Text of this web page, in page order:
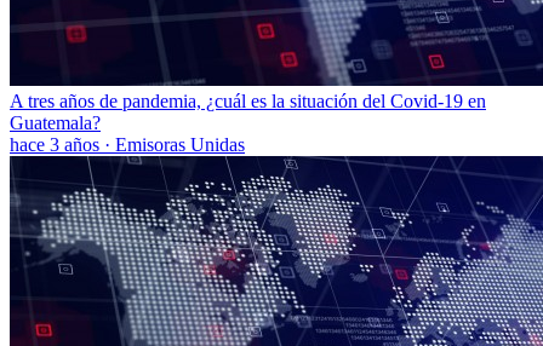
A tres años de pandemia, ¿cuál es la situación del Covid-19 en
Guatemala?
hace 3 años · Emisoras Unidas